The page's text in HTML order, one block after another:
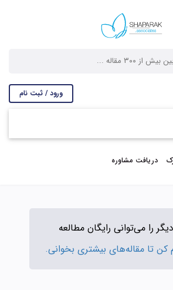
ورود / ثبت نام
دریافت مشاوره
دیگر را می‌توانی رایگان مطالعه
کن تا مقاله‌های بیشتری بخوانی.